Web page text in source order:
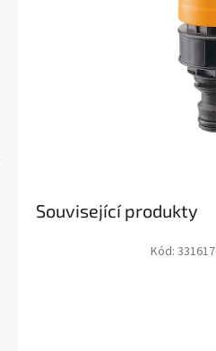
Související produkty
Kód: 331617